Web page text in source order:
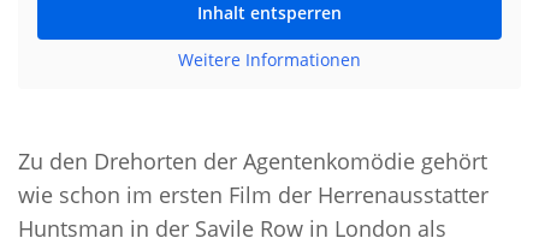
Inhalt entsperren
Weitere Informationen
Zu den Drehorten der Agentenkomödie gehört
wie schon im ersten Film der Herrenausstatter
Huntsman in der Savile Row in London als